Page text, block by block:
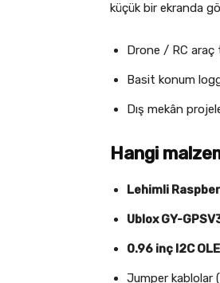
küçük bir ekranda
Drone / RC araç
Basit konum
Dış mekân
Hangi
Lehimli
Ublox GY-
0.96 inç I2C
Jumper kablolar